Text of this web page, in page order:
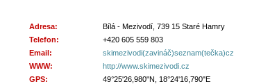
Adresa:
Bílá - Mezivodí, 739 15 Staré Hamry
Telefon:
+420 605 559 803
Email:
skimezivodi(zavináč)seznam(tečka)cz
WWW:
http://www.skimezivodi.cz
GPS:
49°25'26,980"N, 18°24'16,790"E